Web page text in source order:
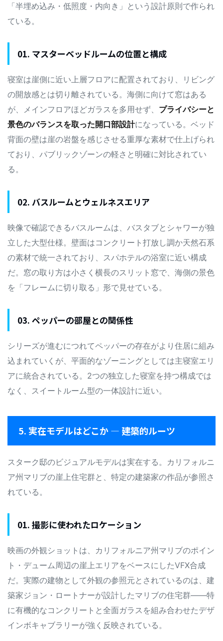
「半埋め込み・低照度・内向き」という設計原則で作られ
ている。
01. マスターベッドルームの位置と構成
寝室は崖側に近い上層フロアに配置されており、リビング
の開放感とは切り離されている。海側に向けて窓はある
が、メインフロアほどガラスを多用せず、 プライバシーと
景色のバランスを取った開口部設計になっている。ベッド
背面の壁は崖の岩盤を感じさせる重厚な素材で仕上げられ
ており、パブリックゾーンの軽さと明確に対比されてい
る。
02. バスルームとウェルネスエリア
映像で確認できるバスルームは、バスタブとシャワーが独
立した大型仕様。壁面はコンクリート打放し調か天然石系
の素材で統一されており、スパホテルの浴室に近い構成
だ。窓の取り方は小さく横長のスリット窓で、海側の景色
を「フレームに切り取る」形で見せている。
03. ペッパーの部屋との関係性
シリーズが進むにつれてペッパーの存在がより住居に組み
込まれていくが、平面的なゾーニングとしては主寝室エリ
アに統合されている。2つの独立した寝室を持つ構成では
なく、スイートルーム型の一体設計に近い。
5. 実在モデルはどこか — 建築的ルーツ
スターク邸のビジュアルモデルは実在する。カリフォルニ
ア州マリブの崖上住宅群と、特定の建築家の作品が参照さ
れている。
01. 撮影に使われたロケーション
映画の外観ショットは、カリフォルニア州マリブのポイン
ト・デューム周辺の崖上エリアをベースにしたVFX合成
だ。実際の建物として外観の参照元とされているのは、建
築家ジョン・ロートナーが設計したマリブの住宅群——特
に有機的なコンクリートと全面ガラスを組み合わせたデザ
インボキャブラリーが強く反映されている。